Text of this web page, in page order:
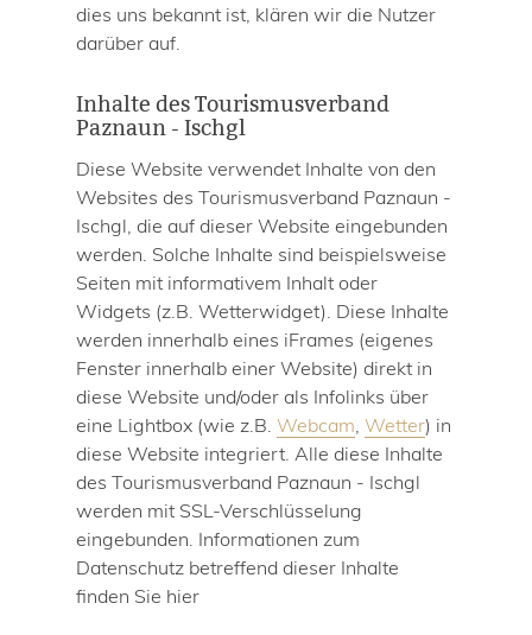
dies uns bekannt ist, klären wir die Nutzer
darüber auf.
Inhalte des Tourismusverband
Paznaun - Ischgl
Diese Website verwendet Inhalte von den
Websites des Tourismusverband Paznaun -
Ischgl, die auf dieser Website eingebunden
werden. Solche Inhalte sind beispielsweise
Seiten mit informativem Inhalt oder
Widgets (z.B. Wetterwidget). Diese Inhalte
werden innerhalb eines iFrames (eigenes
Fenster innerhalb einer Website) direkt in
diese Website und/oder als Infolinks über
eine Lightbox (wie z.B. Webcam, Wetter) in
diese Website integriert. Alle diese Inhalte
des Tourismusverband Paznaun - Ischgl
werden mit SSL-Verschlüsselung
eingebunden. Informationen zum
Datenschutz betreffend dieser Inhalte
finden Sie hier